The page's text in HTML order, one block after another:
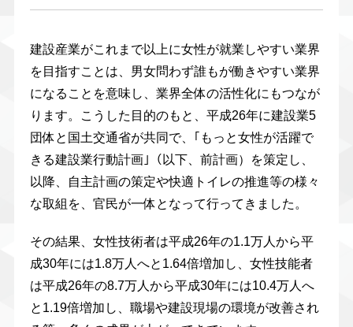
建設産業がこれまで以上に女性が就業しやすい業界
を目指すことは、男女問わず誰もが働きやすい業界
になることを意味し、業界全体の活性化にもつなが
ります。こうした目的のもと、平成26年に建設業5
団体と国土交通省が共同で、｢もっと女性が活躍で
きる建設業行動計画｣（以下、前計画）を策定し、
以降、自主計画の策定や快適トイレの推進等の様々
な取組を、官民が一体となって行ってきました。
その結果、女性技術者は平成26年の1.1万人から平
成30年には1.8万人へと1.64倍増加し、女性技能者
は平成26年の8.7万人から平成30年には10.4万人へ
と1.19倍増加し、職場や建設現場の環境が改善され